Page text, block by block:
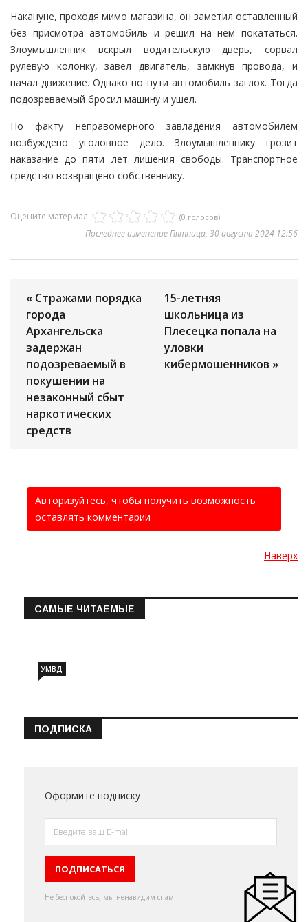
Накануне, проходя мимо магазина, он заметил оставленный
без присмотра автомобиль и решил на нем покататься.
Злоумышленник вскрыл водительскую дверь, сорвал
рулевую колонку, завел двигатель, замкнув провода, и
начал движение. Однако по пути автомобиль заглох. Тогда
подозреваемый бросил машину и ушел.
По факту неправомерного завладения автомобилем
возбуждено уголовное дело. Злоумышленнику грозит
наказание до пяти лет лишения свободы. Транспортное
средство возвращено собственнику.
Оцените материал (0 голосов)
Последнее изменение Пятница, 30 августа 2024 12:56
« Стражами порядка
города
Архангельска
задержан
подозреваемый в
покушении на
незаконный сбыт
наркотических
средств
15-летняя
школьница из
Плесецка попала на
уловки
кибермошенников »
Авторизуйтесь, чтобы получить возможность
оставлять комментарии
Наверх
САМЫЕ ЧИТАЕМЫЕ
УМВД
ПОДПИСКА
Оформите подписку
Не беспокойтесь, мы ненавидим спам